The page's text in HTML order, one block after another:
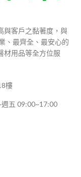
與客戶之黏著度，與
、最齊全、最安心的
材用品等全方位服
樓
五 09:00~17:00